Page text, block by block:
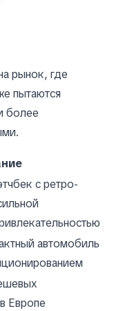
рынок, где
пытаются
более
с ретро-
автомобиль
Европе